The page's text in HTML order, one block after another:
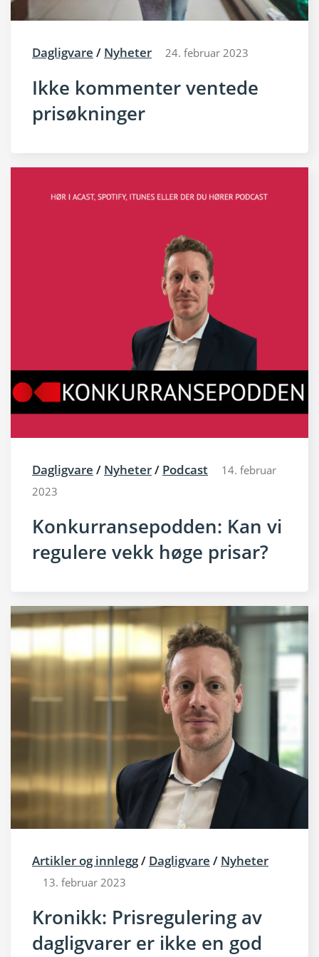
Dagligvare / Nyheter 24. februar 2023
Ikke kommenter ventede
prisøkninger
Dagligvare / Nyheter/ Podcast
14. februar
2023
Konkurransepodden: Kan vi
regulere vekk høge prisar?
Artikler og innlegg/ Dagligvare / Nyheter
13. februar 2023
Kronikk: Prisregulering av
dagligvarer er ikke en god